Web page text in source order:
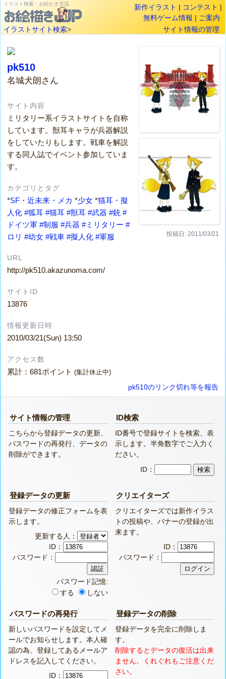
イラスト検索・お絵かき交流 新作イラスト | コンテスト |
無料ゲーム情報 | ご案内
イラストサイト検索> サイト情報の管理
投稿日: 2011/03/21
pk510
名城犬朗さん
サイト内容
ミリタリー系イラストサイトを自称
しています。獣耳キャラが兵器解説
をしていたりもします。戦車を解説
する同人誌でイベント参加していま
す。
カテゴリとタグ
*SF・近未来・メカ *少女 *猫耳・擬
人化 #狐耳 #猫耳 #獣耳 #武器 #銃 #
ドイツ軍 #制服 #兵器 #ミリタリー #
ロリ #幼女 #戦車 #擬人化 #軍服
URL
http://pk510.akazunoma.com/
サイトID
13876
情報更新日時
2010/03/21(Sun) 13:50
アクセス数
累計：681ポイント(集計休止中)
pk510のリンク切れ等を報告
サイト情報の管理
こちらから登録データの更新、
パスワードの再発行、データの
削除ができます。
ID検索
ID番号で登録サイトを検索、表
示します。半角数字でご入力く
ださい。
ID：
登録データの更新
登録データの修正フォームを表
示します。
更新する人：
ID：
パスワード：
パスワード記憶:
する
しない
クリエイターズ
クリエイターズでは新作イラス
トの投稿や、バナーの登録が出
来ます。
ID：
パスワード：
パスワードの再発行
新しいパスワードを設定してメ
ールでお知らせします。本人確
認の為、登録してあるメールア
ドレスを記入してください。
ID：
登録データの削除
登録データを完全に削除しま
す。
削除するとデータの復活は出来
ません。くれぐれもご注意くだ
さい。